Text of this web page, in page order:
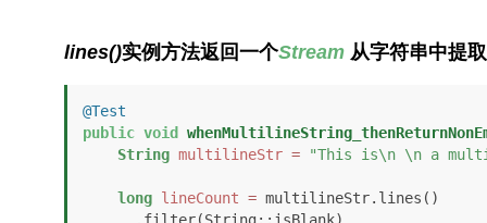
lines()实例方法返回一个Stream 从字符串中提
@Test
public void
String multilineStr = "This is\n \n a
long lineCount = multilineStr.lines()